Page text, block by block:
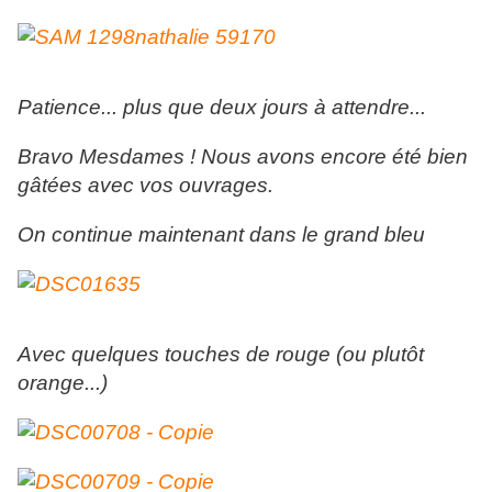
Patience... plus que deux jours à attendre...
Bravo Mesdames ! Nous avons encore été bien
gâtées avec vos ouvrages.
On continue maintenant dans le grand bleu
Avec quelques touches de rouge (ou plutôt
orange...)